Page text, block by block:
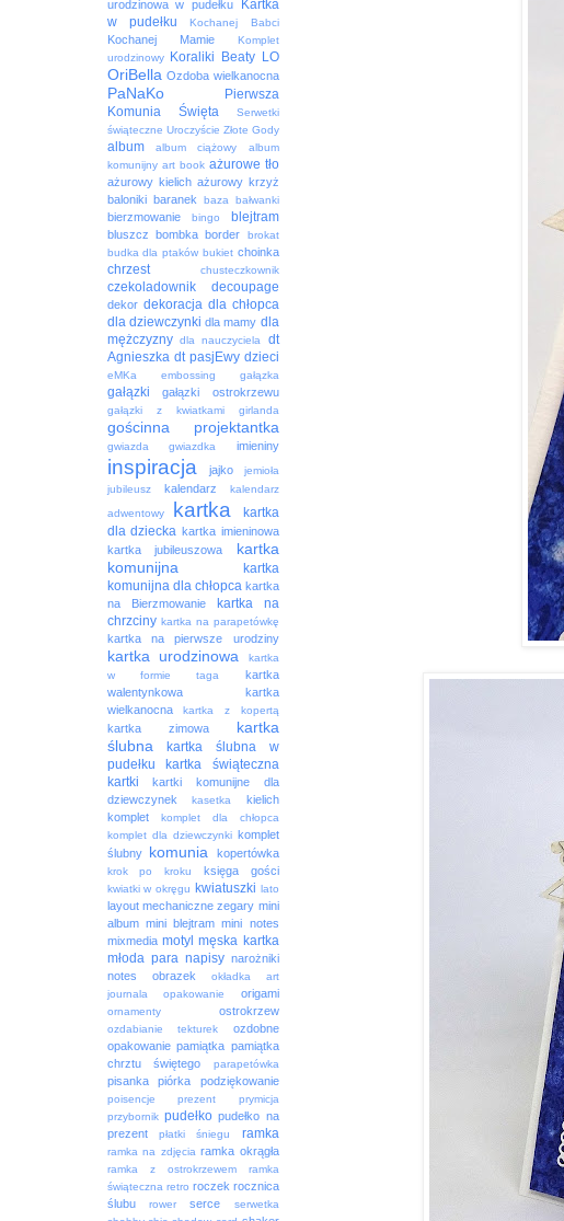
urodzinowa w pudełku
Kartka
w pudełku
Kochanej Babci
Kochanej Mamie
Komplet
urodzinowy
Koraliki Beaty LO
OriBella Ozdoba wielkanocna
PaNaKo
Pierwsza
Komunia Święta
Serwetki
świąteczne Uroczyście Złote Gody
album album ciążowy
album
komunijny art book ażurowe tło
ażurowy kielich ażurowy krzyż
baloniki
baranek baza bałwanki
bierzmowanie bingo blejtram
bluszcz bombka border
brokat
budka dla ptaków bukiet choinka
chrzest chusteczkownik
czekoladownik decoupage
dekor dekoracja dla chłopca
dla dziewczynki dla mamy dla
mężczyzny dla nauczyciela
dt
Agnieszka dt pasjEwy dzieci
eMKa embossing gałązka
gałązki gałązki ostrokrzewu
gałązki z kwiatkami girlanda
gościnna projektantka
gwiazda gwiazdka imieniny
inspiracja jajko
jemioła
jubileusz
kalendarz
kalendarz
adwentowy
kartka
kartka
dla dziecka kartka imieninowa
kartka jubileuszowa
kartka
komunijna
kartka
komunijna dla chłopca kartka
na Bierzmowanie
kartka na
chrzciny kartka na parapetówkę
kartka na pierwsze urodziny
kartka urodzinowa
kartka
w formie taga
kartka
walentynkowa
kartka
wielkanocna
kartka z kopertą
kartka zimowa
kartka
ślubna
kartka ślubna w
pudełku
kartka świąteczna
kartki
kartki komunijne dla
dziewczynek
kasetka
kielich
komplet
komplet dla chłopca
komplet dla dziewczynki komplet
ślubny
komunia kopertówka
krok po kroku księga gości
kwiatki w okręgu kwiatuszki lato
layout mechaniczne zegary mini
album mini blejtram mini notes
mixmedia motyl męska kartka
młoda para napisy narożniki
notes
obrazek
okładka art
journala
opakowanie origami
ornamenty ostrokrzew
ozdabianie tekturek
ozdobne
opakowanie pamiątka pamiątka
chrztu świętego
parapetówka
pisanka piórka podziękowanie
poisencje prezent
prymicja
przybornik pudełko pudełko na
prezent
płatki śniegu ramka
ramka na zdjęcia ramka okrągła
ramka z ostrokrzewem
ramka
świąteczna retro roczek rocznica
ślubu
rower serce
serwetka